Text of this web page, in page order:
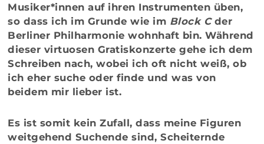
Musiker*innen auf ihren Instrumenten üben,
so dass ich im Grunde wie im Block Cder
Berliner Philharmonie wohnhaft bin. Während
dieser virtuosen Gratiskonzerte gehe ich dem
Schreiben nach, wobei ich oft nicht weiß, ob
ich eher suche oder finde und was von
beidem mir lieber ist.
Es ist somit kein Zufall, dass meine Figuren
weitgehend Suchende sind, Scheiternde